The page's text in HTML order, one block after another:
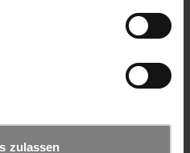
zulassen